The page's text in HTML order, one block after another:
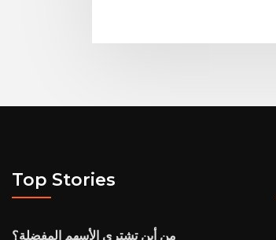
Top Stories
من أين تشتري الأسهم المفضلة؟